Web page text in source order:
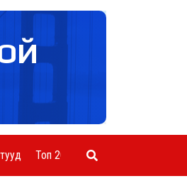
Топ 20 ААН